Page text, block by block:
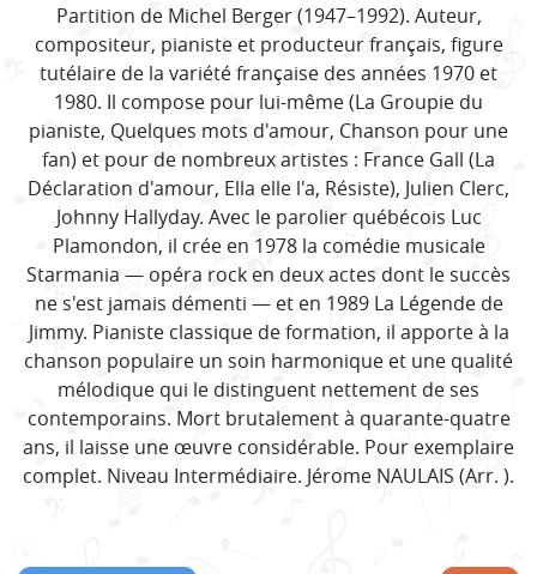
Partition de Michel Berger (1947–1992). Auteur,
compositeur, pianiste et producteur français, figure
tutélaire de la variété française des années 1970 et
1980. Il compose pour lui-même (La Groupie du
pianiste, Quelques mots d'amour, Chanson pour une
fan) et pour de nombreux artistes : France Gall (La
Déclaration d'amour, Ella elle l'a, Résiste), Julien Clerc,
Johnny Hallyday. Avec le parolier québécois Luc
Plamondon, il crée en 1978 la comédie musicale
Starmania — opéra rock en deux actes dont le succès
ne s'est jamais démenti — et en 1989 La Légende de
Jimmy. Pianiste classique de formation, il apporte à la
chanson populaire un soin harmonique et une qualité
mélodique qui le distinguent nettement de ses
contemporains. Mort brutalement à quarante-quatre
ans, il laisse une œuvre considérable. Pour exemplaire
complet. Niveau Intermédiaire. Jérome NAULAIS (Arr. ).